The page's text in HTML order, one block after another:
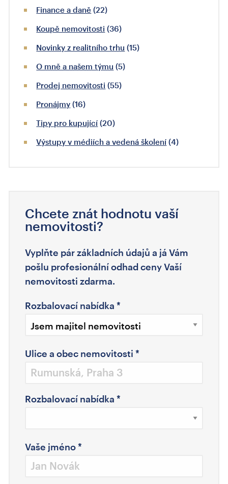
Finance a daně (22)
Koupě nemovitosti (36)
Novinky z realitního trhu (15)
O mně a našem týmu (5)
Prodej nemovitosti (55)
Pronájmy (16)
Tipy pro kupující (20)
Výstupy v médiích a vedená školení (4)
Chcete znát hodnotu vaší
nemovitosti?
Vyplňte pár základních údajů a já Vám
pošlu profesionální odhad ceny Vaší
nemovitosti zdarma.
Rozbalovací nabídka *
Ulice a obec nemovitosti *
Rozbalovací nabídka *
Vaše jméno*